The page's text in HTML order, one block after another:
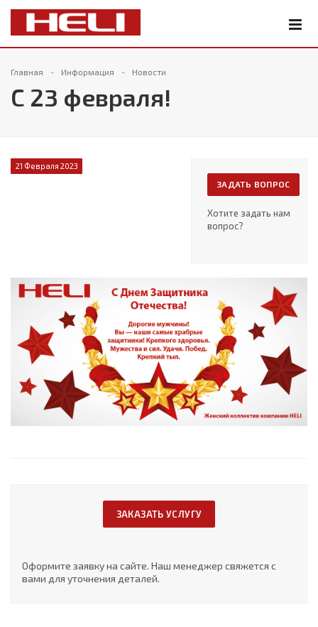
Главная Информация Новости
С 23 февраля!
ЗАДАТЬ ВОПРОС
Хотите задать нам
вопрос?
21 Февраля 2023
ЗАКАЗАТЬ УСЛУГУ
Оформите заявку на сайте. Наш менеджер свяжется с
вами для уточнения деталей.